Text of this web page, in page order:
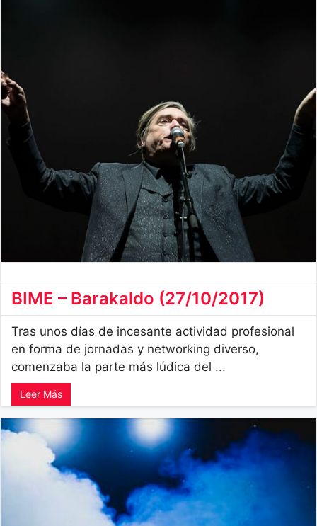
BIME – Barakaldo (27/10/2017)
Tras unos días de incesante actividad profesional
en forma de jornadas y networking diverso,
comenzaba la parte más lúdica del ...
Leer Más